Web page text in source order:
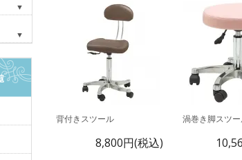
背付きスツール
8,800円(税込)
渦巻き脚スツ